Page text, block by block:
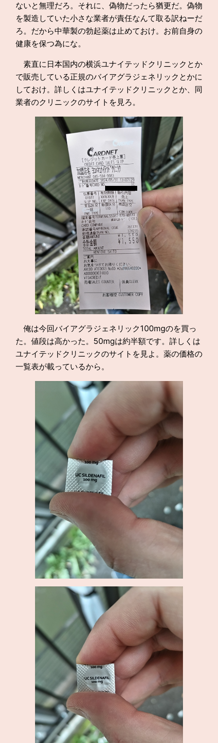
ないと無理だろ。それに、偽物だったら猶更だ。偽物
を製造していた小さな業者が責任なんて取る訳ねーだ
ろ。だから中華製の勃起薬は止めておけ。お前自身の
健康を保つ為にな。
素直に日本国内の横浜ユナイテッドクリニックとか
で販売している正規のバイアグラジェネリックとかに
しておけ。詳しくはユナイテッドクリニックとか、同
業者のクリニックのサイトを見ろ。
俺は今回バイアグラジェネリック100mgのを買っ
た。値段は高かった。50mgは約半額です。詳しくは
ユナイテッドクリニックのサイトを見よ。薬の価格の
一覧表が載っているから。